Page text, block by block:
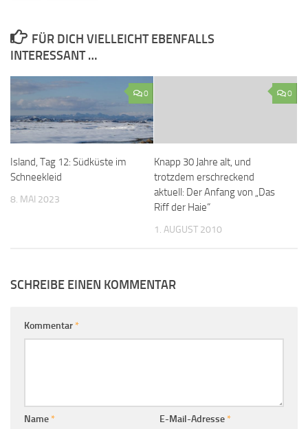
FÜR DICH VIELLEICHT EBENFALLS
INTERESSANT …
0
Island, Tag 12: Südküste im
Schneekleid
8. MAI 2023
0
Knapp 30 Jahre alt, und
trotzdem erschreckend
aktuell: Der Anfang von „Das
Riff der Haie“
1. AUGUST 2010
SCHREIBE EINEN KOMMENTAR
Kommentar *
Name * E-Mail-Adresse *